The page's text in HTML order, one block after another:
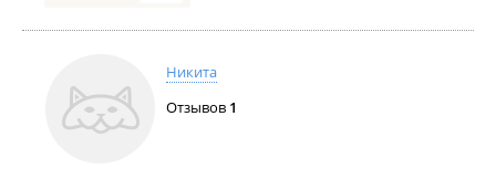
Никита
Отзывов 1